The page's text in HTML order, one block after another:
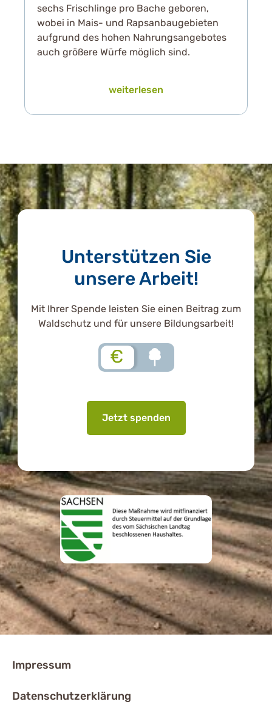
sechs Frischlinge pro Bache geboren,
wobei in Mais- und Rapsanbaugebieten
aufgrund des hohen Nahrungsangebotes
auch größere Würfe möglich sind.
weiterlesen
Unterstützen Sie
unsere Arbeit!
Mit Ihrer Spende leisten Sie einen Beitrag zum
Waldschutz und für unsere Bildungsarbeit!
€
Jetzt spenden
Impressum
Datenschutzerklärung